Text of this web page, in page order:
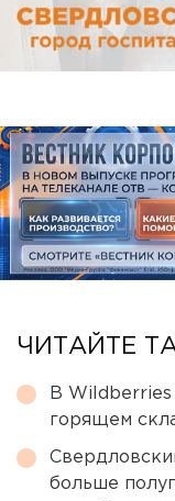
ЧИТАЙТЕ
В Wildberries
горящем
больше